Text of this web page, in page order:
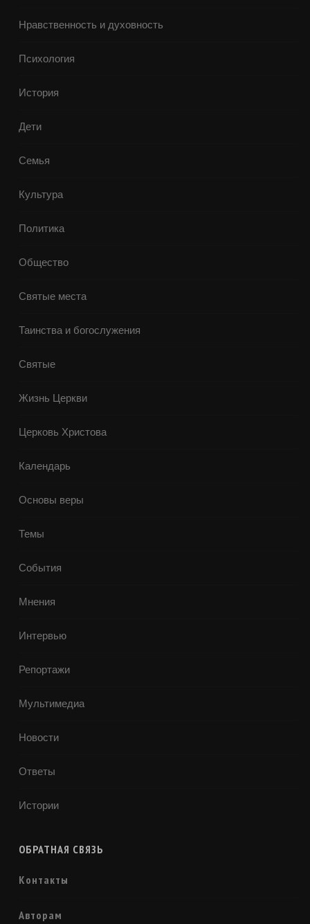
Нравственность и духовность
Психология
История
Дети
Семья
Культура
Политика
Общество
Святые места
Таинства и богослужения
Святые
Жизнь Церкви
Церковь Христова
Календарь
Основы веры
Темы
События
Мнения
Интервью
Репортажи
Мультимедиа
Новости
Ответы
Истории
ОБРАТНАЯ СВЯЗЬ
Контакты
Авторам